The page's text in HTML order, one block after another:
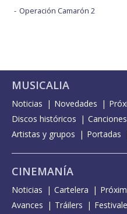
Operación Camarón 2
MUSICALIA
Noticias Novedades
Discos históricos
Canciones
Artistas y grupos
Portadas
CINEMANÍA
Noticias Cartelera
Avances
Tráilers